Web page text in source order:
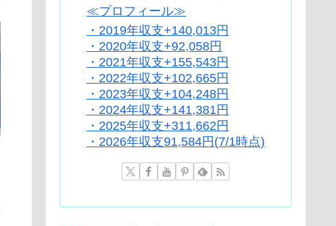
≪プロフィール≫
・2019年収支+140,013円
・2020年収支+92,058円
・2021年収支+155,543円
・2022年収支+102,665円
・2023年収支+104,248円
・2024年収支+141,381円
・2025年収支+311,662円
・2026年収支91,584円(7/1時点)